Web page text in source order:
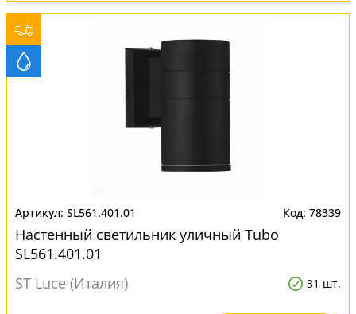
SL561.401.01 78339
Настенный светильник уличный Tubo
SL561.401.01
ST Luce (Италия)
31 шт.